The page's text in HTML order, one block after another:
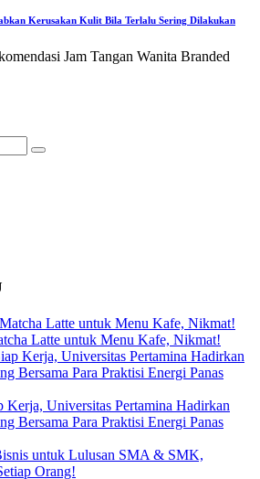
Kerusakan Kulit Bila Terlalu Sering Dilakukan
Jam Tangan Wanita Branded
Latte untuk Menu Kafe, Nikmat!
Kerja, Universitas Pertamina Hadirkan
Bersama Para Praktisi Energi Panas